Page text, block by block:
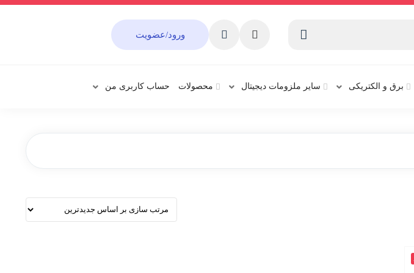
ورود/عضویت
برق و الکتریکی سایر ملزومات دیجیتال محصولات حساب کاربری من